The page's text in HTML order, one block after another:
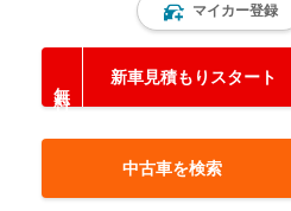
マイカー登録
新車見積もりスタート
中古車を検索